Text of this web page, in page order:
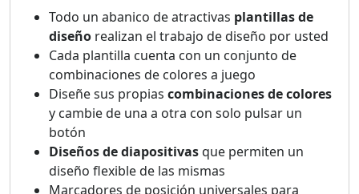
Todo un abanico de atractivas plantillas de
diseño realizan el trabajo de diseño por usted
Cada plantilla cuenta con un conjunto de
combinaciones de colores a juego
Diseñe sus propias combinaciones de colores
y cambie de una a otra con solo pulsar un
botón
Diseños de diapositivasque permiten un
diseño flexible de las mismas
Marcadores de posición universales para